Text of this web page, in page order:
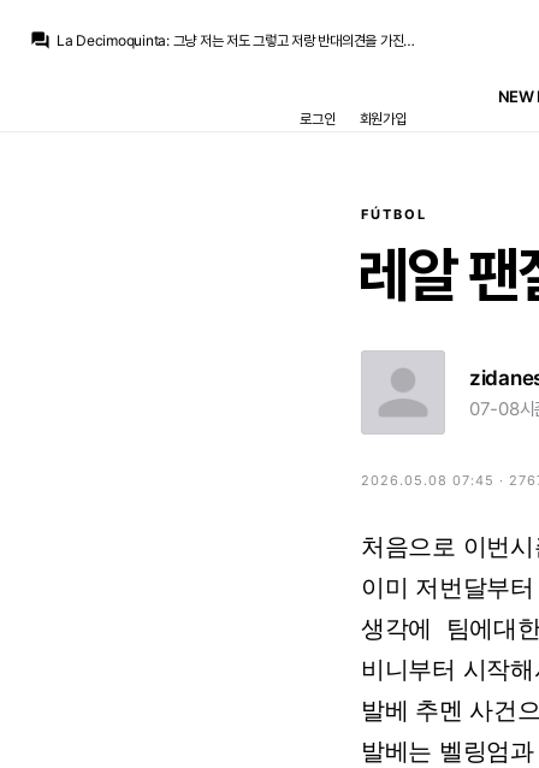
question_answer La Decimoquinta: 그냥 저는 저도 그렇고 저랑 반대의견을 가진 사람도 그렇고 페레스나 선수들도 그렇고
로드리가 오먄 베스트지만 안와도 이미 better이죠
그걸 왜 페레스가 만들어냈다고 생각하시는지가 이해가 안되니까 하는 이야기죠
NEW
로그인 회원가입
FÚTBOL
레알팬
07-08시
2026.05.08 07:45 ·
처음으로 이번
이미 저번달부터
생각에
팀에대
비니부터 시작
발베 추멘 사건
발베는 벨링엄과